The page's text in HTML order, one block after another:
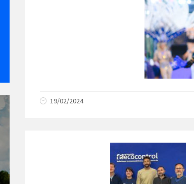
19/02/2024